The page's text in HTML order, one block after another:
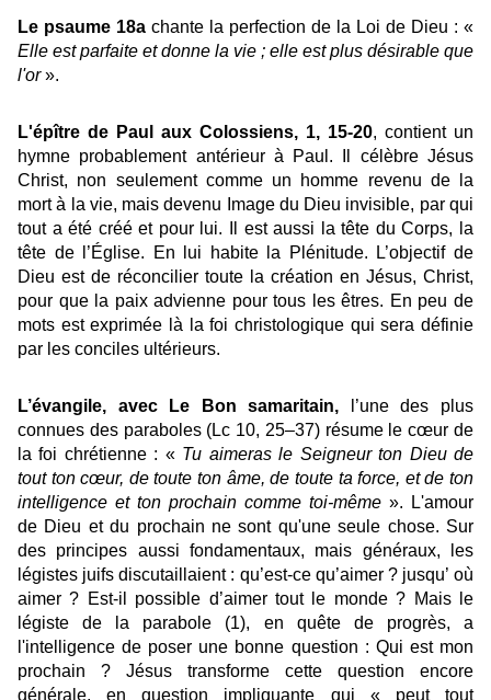
Le psaume 18a chante la perfection de la Loi de Dieu : «
Elle est parfaite et donne la vie ; elle est plus désirable que
l'or».
L'épître de Paul aux Colossiens, 1, 15-20, contient un
hymne probablement antérieur à Paul. Il célèbre Jésus
Christ, non seulement comme un homme revenu de la
mort à la vie, mais devenu Image du Dieu invisible, par qui
tout a été créé et pour lui. Il est aussi la tête du Corps, la
tête de l’Église. En lui habite la Plénitude. L’objectif de
Dieu est de réconcilier toute la création en Jésus, Christ,
pour que la paix advienne pour tous les êtres. En peu de
mots est exprimée là la foi christologique qui sera définie
par les conciles ultérieurs.
L’évangile, avec Le Bon samaritain,
l’une des plus
connues des paraboles (Lc 10, 25–37) résume le cœur de
la foi chrétienne : « Tu aimeras le Seigneur ton Dieu de
tout ton cœur, de toute ton âme, de toute ta force, et de ton
intelligence et ton prochain comme toi-même ». L'amour
de Dieu et du prochain ne sont qu'une seule chose. Sur
des principes aussi fondamentaux, mais généraux, les
légistes juifs discutaillaient : qu’est-ce qu’aimer ? jusqu’ où
aimer ? Est-il possible d’aimer tout le monde ? Mais le
légiste de la parabole (1), en quête de progrès, a
l'intelligence de poser une bonne question : Qui est mon
prochain ? Jésus transforme cette question encore
générale, en question impliquante qui « peut tout